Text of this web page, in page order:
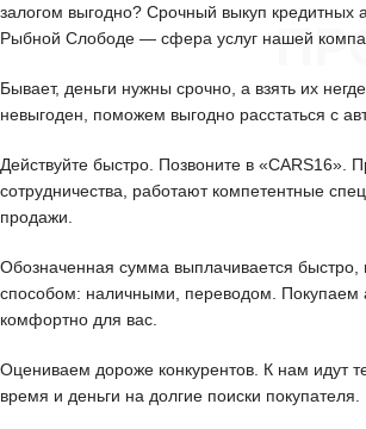
залогом выгодно? Срочный выкуп кредитных
Рыбной Слободе — сфера услуг нашей
Бывает, деньги нужны срочно, а взять их
невыгоден, поможем выгодно расстаться с
Действуйте быстро. Позвоните в «CARS16».
сотрудничества, работают компетентные
продажи.
Обозначенная сумма выплачивается
способом: наличными, переводом. Покупаем
комфортно для вас.
Оцениваем дороже конкурентов. К нам идут
время и деньги на долгие поиски покупателя.